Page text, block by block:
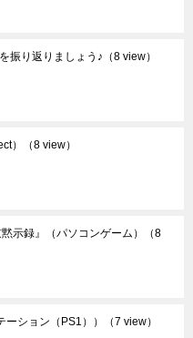
振り返りましょう♪ （8 view）
） （8 view）
示録』（パソコンゲーム）
（8
ーション（PS1）） （7 view）